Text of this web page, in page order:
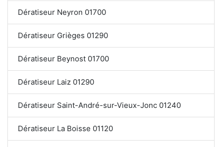
Dératiseur Neyron 01700
Dératiseur Grièges 01290
Dératiseur Beynost 01700
Dératiseur Laiz 01290
Dératiseur Saint-André-sur-Vieux-Jonc 01240
Dératiseur La Boisse 01120